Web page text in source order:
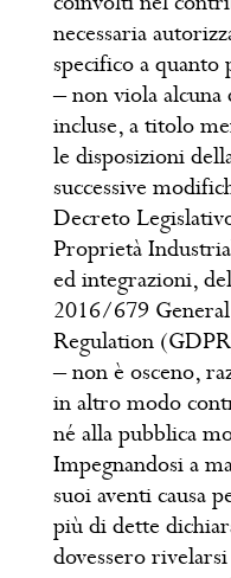
necessaria
specifico a quanto
– non viola
incluse, a titolo
le disposizioni
successive
Decreto
Proprietà
ed integrazioni,
2016/679
Regulation
– non è osceno,
in altro modo
né alla pubblica
Impegnandosi a
suoi aventi causa
più di dette
dovessero